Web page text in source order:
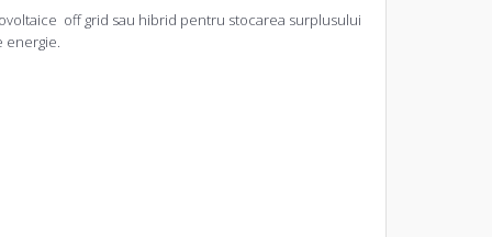
off grid sau hibrid pentru stocarea surplusului
energie.